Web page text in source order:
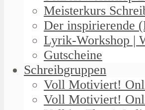
Meisterkurs
Der inspirierende
Lyrik-Workshop |
Gutscheine
Schreibgruppen
Voll Motiviert!
Voll Motiviert!